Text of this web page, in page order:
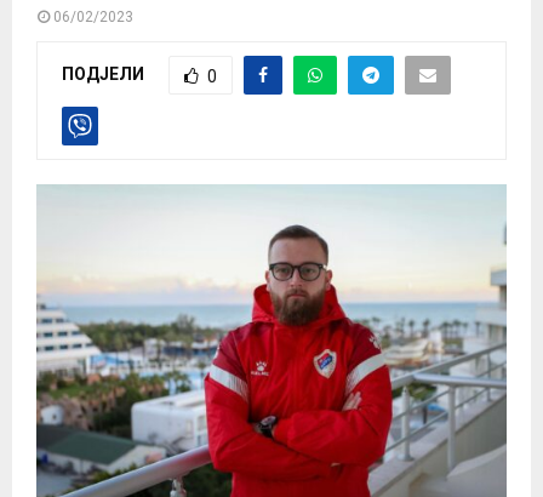
06/02/2023
ПОДЈЕЛИ 0